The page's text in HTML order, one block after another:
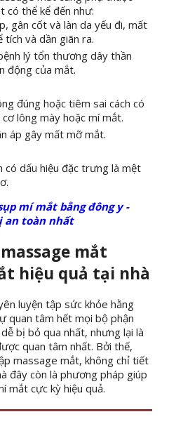
có thể kể đến như:
gân cốt và làn da yếu đi, mất
tích và dần giãn ra.
lý tổn thương dây thần
động của mắt.
đúng hoặc tiêm sai cách có
lông mày hoặc mí mắt.
áp gây mất mỡ mắt.
có dấu hiệu đặc trưng là mệt
mí mắt bằng đông y -
an toàn nhất
mắt
hiệu quả tại nhà
luyện tập sức khỏe hằng
quan tâm hết mọi bộ phận
bị bỏ qua nhất, nhưng lại là
quan tâm nhất. Bởi thế,
massage mắt, không chỉ tiết
đây còn là phương pháp giúp
mắt cực kỳ hiệu quả.